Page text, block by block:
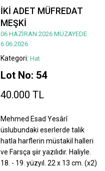
İKİ ADET MÜFREDAT
MEŞKİ
06 HAZİRAN 2026 MÜZAYEDE
6.06.2026
Kategori: Hat
Lot No: 54
40.000 TL
Mehmed Esad Yesârî
üslubundaki eserlerde talik
hatla harflerin müstakil halleri
ve Farsça şiir yazılıdır. Haliyle.
18. - 19. yüzyıl. 22 x 13 cm. (x2)